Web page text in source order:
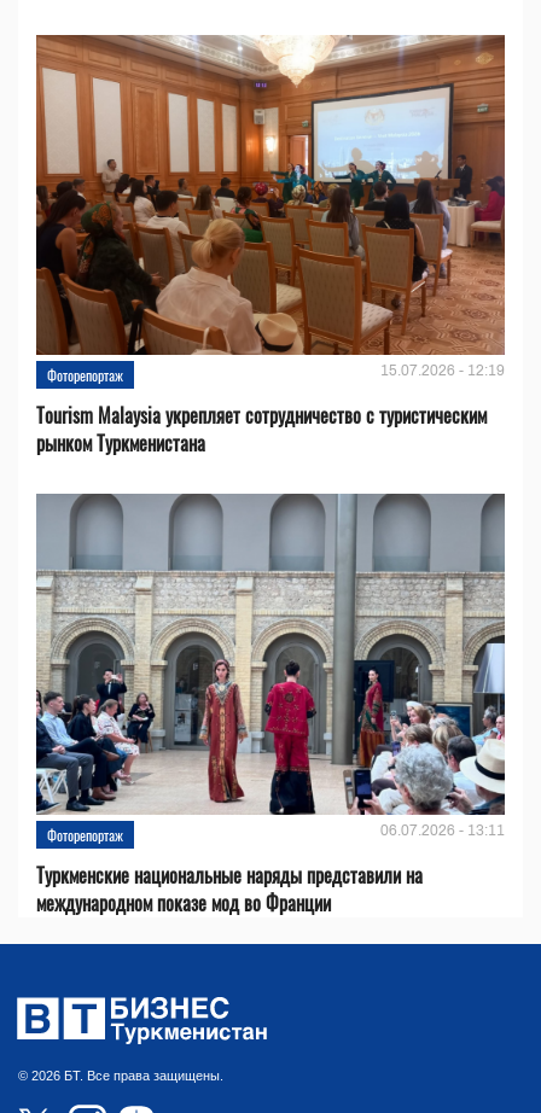
Фоторепортаж 15.07.2026 - 12:19
Tourism Malaysia укрепляет сотрудничество с туристическим
рынком Туркменистана
Фоторепортаж 06.07.2026 - 13:11
Туркменские национальные наряды представили на
международном показе мод во Франции
© 2026 БТ. Все права защищены.